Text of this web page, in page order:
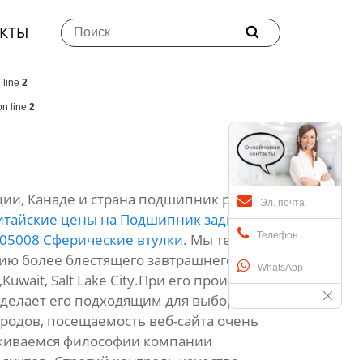

Эл. почта
Телефон
WhatsApp
line 2
line 2
Канаде и страна подшипник рено
цены на Подшипник заднего
Сферические втулки. Мы тепло
более блестящего завтрашнего дня.
Salt Lake City.При его производстве
его подходящим для выбора
посещаемость веб-сайта очень
философии компании